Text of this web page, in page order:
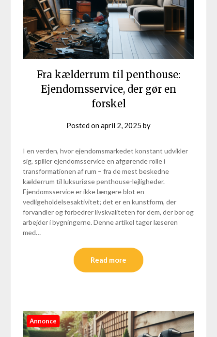
Fra kælderrum til penthouse:
Ejendomsservice, der gør en
forskel
Posted onapril 2, 2025 by
I en verden, hvor ejendomsmarkedet konstant udvikler
sig, spiller ejendomsservice en afgørende rolle i
transformationen af rum – fra de mest beskedne
kælderrum til luksuriøse penthouse-lejligheder.
Ejendomsservice er ikke længere blot en
vedligeholdelsesaktivitet; det er en kunstform, der
forvandler og forbedrer livskvaliteten for dem, der bor og
arbejder i bygningerne. Denne artikel tager læseren
med…
Read more
Annonce